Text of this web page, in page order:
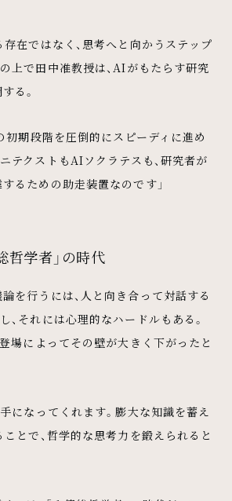
在ではなく、思考へと向かうステップ
上で田中准教授は、AIがもたらす研究
る。
初期段階を圧倒的にスピーディに進め
テクストもAIソクラテスも、研究者が
るための助走装置なのです」
哲学者」の時代
を行うには、人と向き合って対話する
、それには心理的なハードルもある。
場によってその壁が大きく下がったと
になってくれます。膨大な知識を蓄え
とで、哲学的な思考力を鍛えられると